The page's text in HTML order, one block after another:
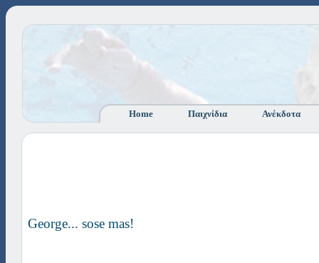
Home Παιχνίδια Ανέκδοτα
George... sose mas!